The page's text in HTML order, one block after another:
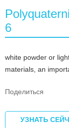
6
white powder or
materials, an
Поделиться
УЗНАТЬ